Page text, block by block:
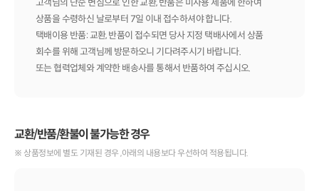
고객님의 단순 변심으로 인한 교환, 반품은 미사용 제품에 한하여
상품을 수령하신 날로부터 7일 이내 접수하셔야 합니다.
택배이용 반품: 교환, 반품이 접수되면 당사 지정 택배사에서 상품
회수를 위해 고객님께 방문하오니 기다려주시기 바랍니다.
또는 협력업체와 계약한 배송사를 통해서 반품하여 주십시오.
교환/반품/환불이 불가능한 경우
※ 상품정보에 별도 기재된 경우 ,아래의 내용보다 우선하여 적용됩니다.